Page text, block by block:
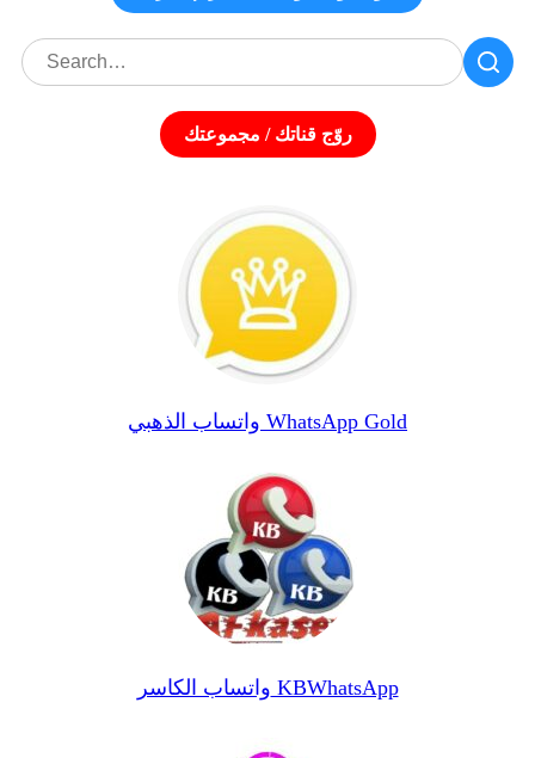
روّج قناتك / مجموعتك
واتساب الذهبي WhatsApp Gold
واتساب الكاسر KBWhatsApp